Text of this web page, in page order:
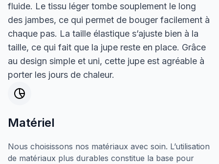
fluide. Le tissu léger tombe souplement le long
des jambes, ce qui permet de bouger facilement à
chaque pas. La taille élastique s’ajuste bien à la
taille, ce qui fait que la jupe reste en place. Grâce
au design simple et uni, cette jupe est agréable à
porter les jours de chaleur.
Matériel
Nous choisissons nos matériaux avec soin. L’utilisation
de matériaux plus durables constitue la base pour